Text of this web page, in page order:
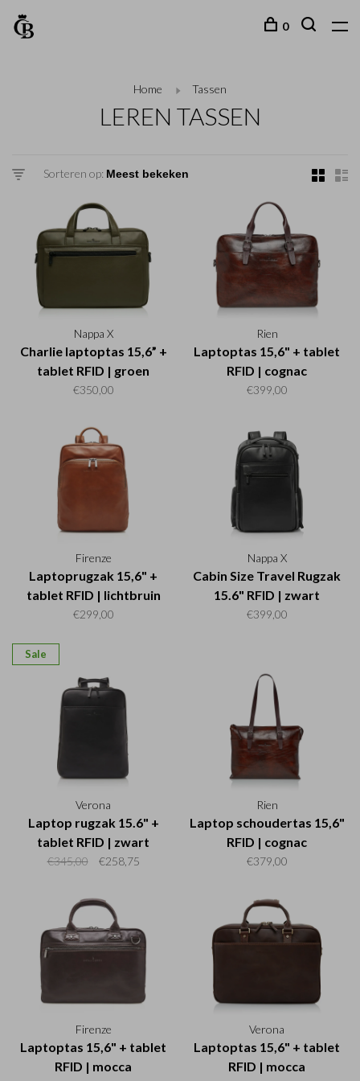
0
Home Tassen
LEREN TASSEN
Sorteren op:
Nappa X
Charlie laptoptas 15,6” +
tablet RFID | groen
€350,00
Rien
Laptoptas 15,6" + tablet
RFID | cognac
€399,00
Firenze
Laptoprugzak 15,6" +
tablet RFID | lichtbruin
€299,00
Nappa X
Cabin Size Travel Rugzak
15.6" RFID | zwart
€399,00
Sale
Verona
Laptop rugzak 15.6" +
tablet RFID | zwart
€345,00 €258,75
Rien
Laptop schoudertas 15,6"
RFID | cognac
€379,00
Firenze
Laptoptas 15,6" + tablet
RFID | mocca
Verona
Laptoptas 15,6" + tablet
RFID | mocca